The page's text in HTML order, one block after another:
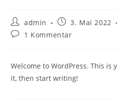
Beitrags-
Autor:
admin
Beitrag
veröffentlicht:
3. Mai 2022
Beitrags-
1 Kommentar
Welcome to WordPress. This
it, then start writing!